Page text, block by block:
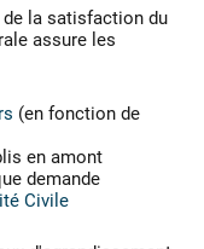
la satisfaction du
assure les
(en fonction de
en amont
demande
Civile